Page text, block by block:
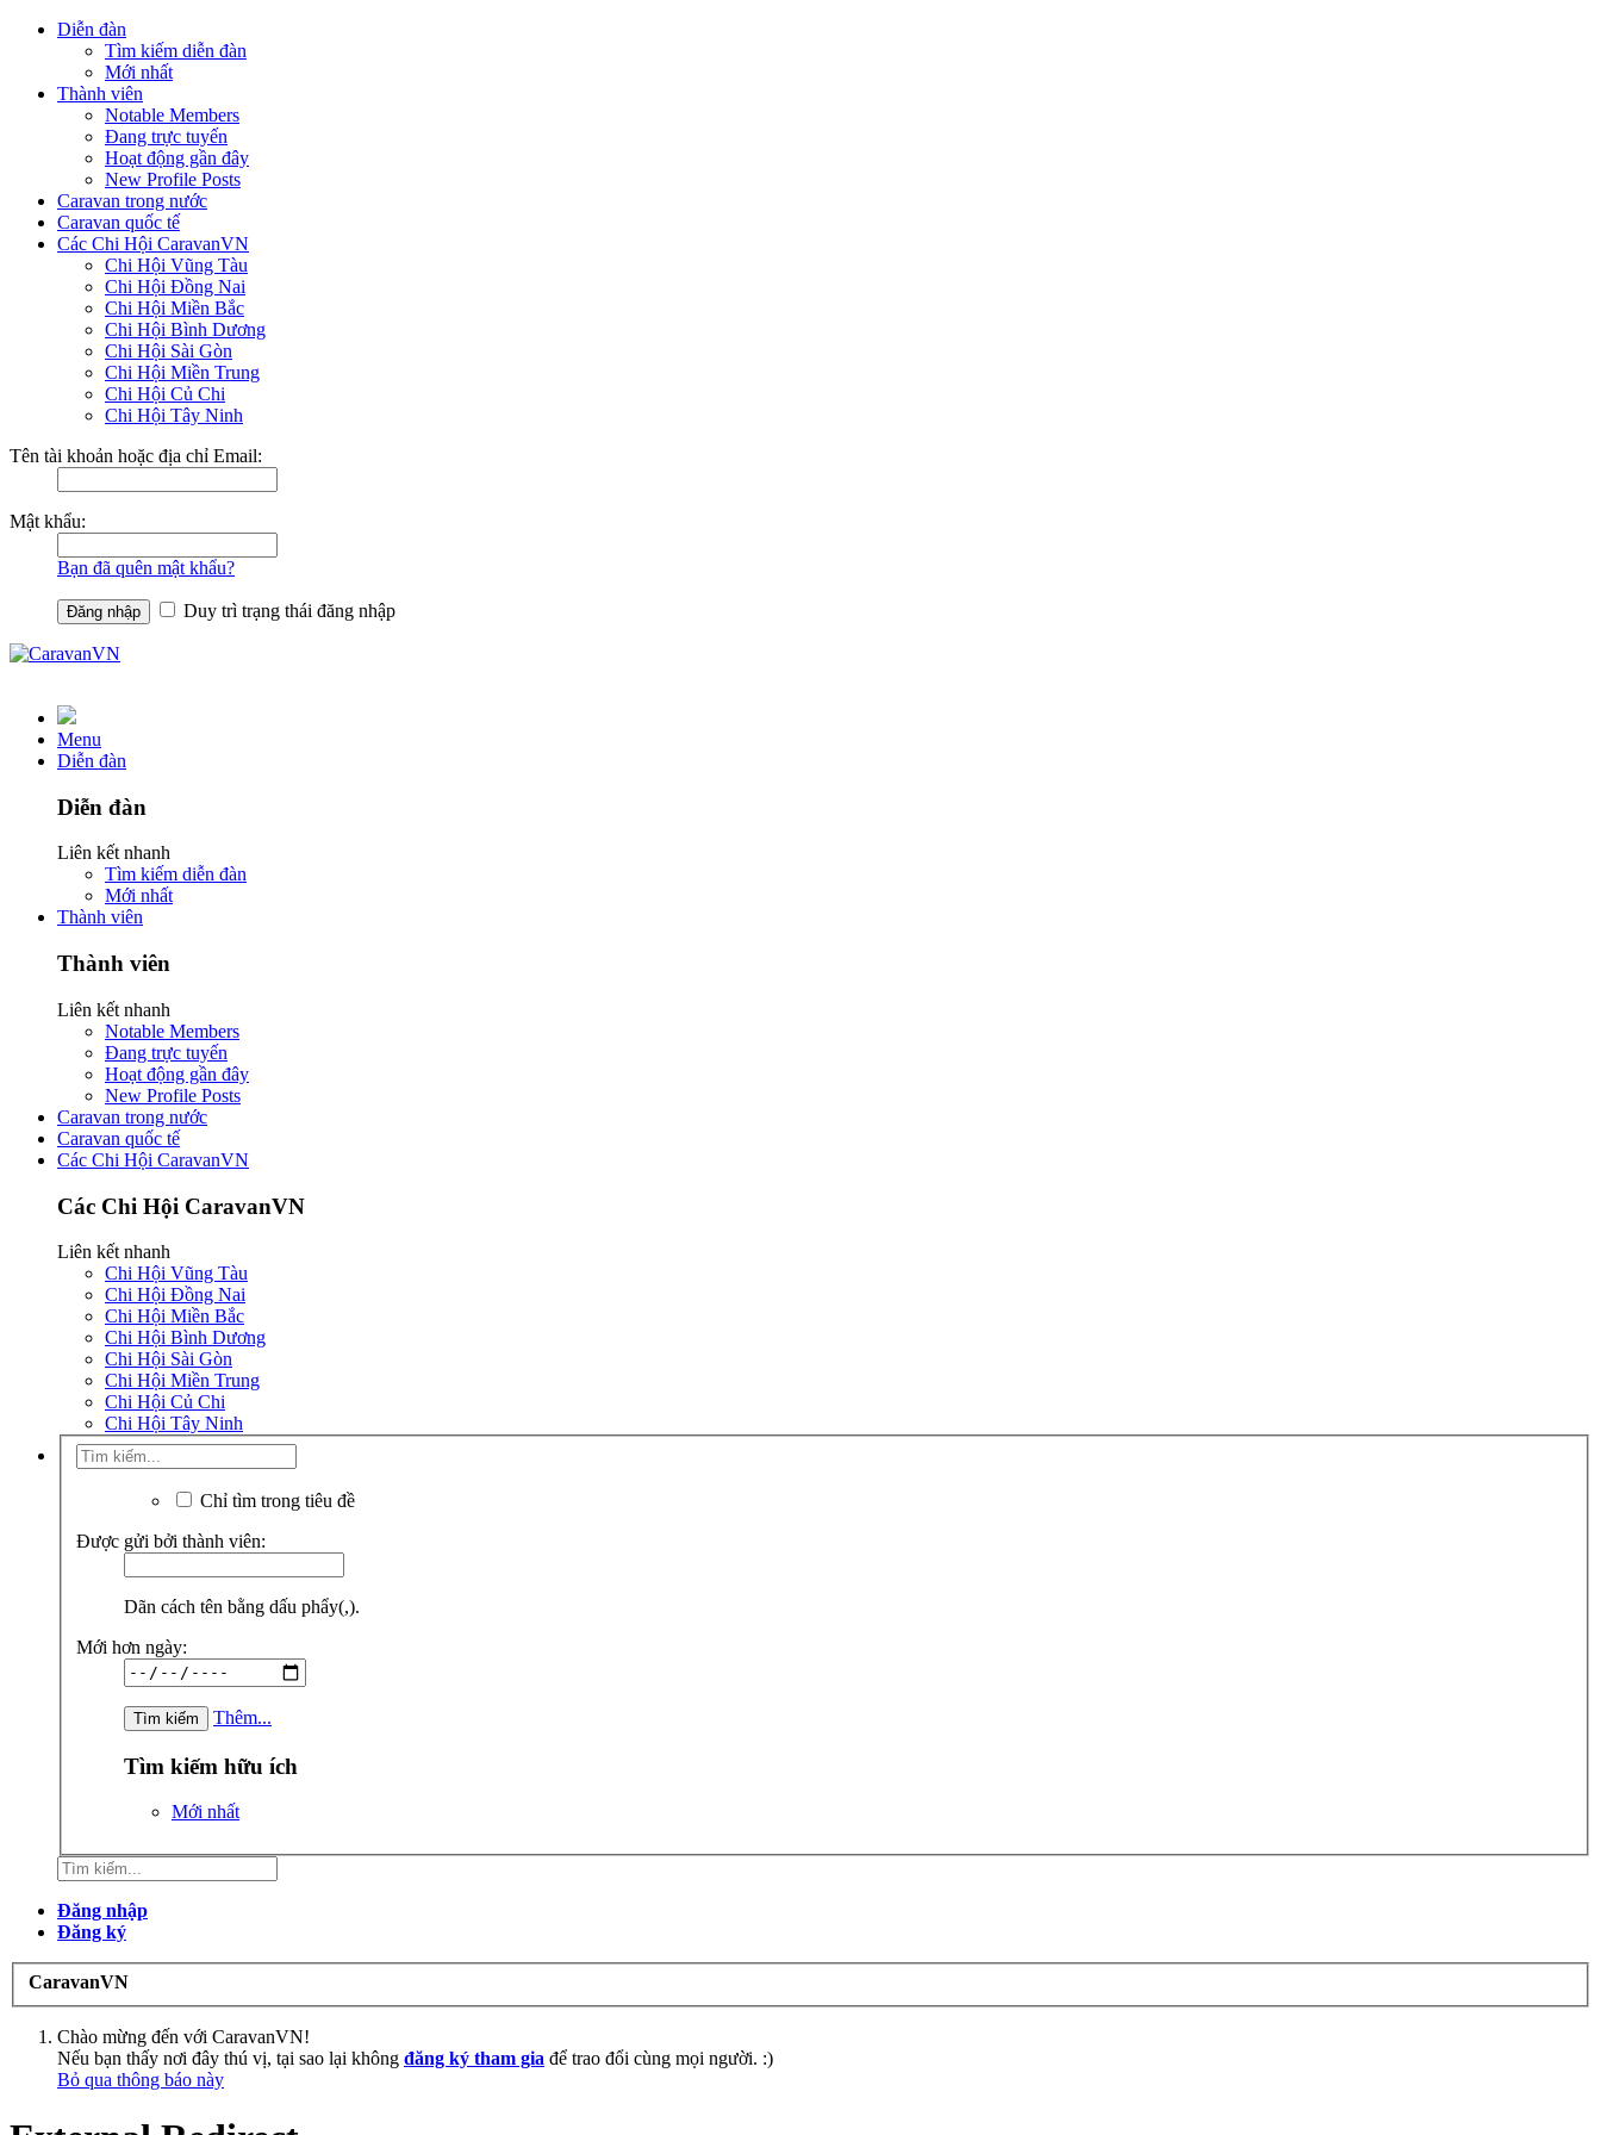
Diễn đàn
Tìm kiếm diễn đàn
Mới nhất
Thành viên
Notable Members
Đang trực tuyến
Hoạt động gần đây
New Profile Posts
Caravan trong nước
Caravan quốc tế
Các Chi Hội CaravanVN
Chi Hội Vũng Tàu
Chi Hội Đồng Nai
Chi Hội Miền Bắc
Chi Hội Bình Dương
Chi Hội Sài Gòn
Chi Hội Miền Trung
Chi Hội Củ Chi
Chi Hội Tây Ninh
Tên tài khoản hoặc địa chỉ Email:
Mật khẩu:
Bạn đã quên mật khẩu?
Duy trì trạng thái đăng nhập
Menu
Diễn đàn
Diễn đàn
Liên kết nhanh
Tìm kiếm diễn đàn
Mới nhất
Thành viên
Thành viên
Liên kết nhanh
Notable Members
Đang trực tuyến
Hoạt động gần đây
New Profile Posts
Caravan trong nước
Caravan quốc tế
Các Chi Hội CaravanVN
Các Chi Hội CaravanVN
Liên kết nhanh
Chi Hội Vũng Tàu
Chi Hội Đồng Nai
Chi Hội Miền Bắc
Chi Hội Bình Dương
Chi Hội Sài Gòn
Chi Hội Miền Trung
Chi Hội Củ Chi
Chi Hội Tây Ninh
Chỉ tìm trong tiêu đề
Được gửi bởi thành viên:
Dãn cách tên bằng dấu phẩy(,).
Mới hơn ngày:
Thêm...
Tìm kiếm hữu ích
Mới nhất
Đăng nhập
Đăng ký
CaravanVN
Chào mừng đến với CaravanVN!
Nếu bạn thấy nơi đây thú vị, tại sao lại không đăng ký tham gia để trao đổi cùng mọi người. :)
Bỏ qua thông báo này